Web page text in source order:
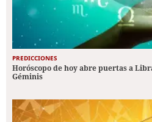
PREDICCIONES
Horóscopo de hoy abre puertas a
Géminis